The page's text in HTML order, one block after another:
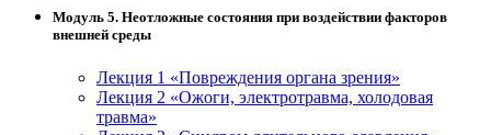
Модуль 5. Неотложные состояния при воздействии факторов
внешней среды
Лекция 1 «Повреждения органа зрения»
Лекция 2 «Ожоги, электротравма, холодовая
травма»